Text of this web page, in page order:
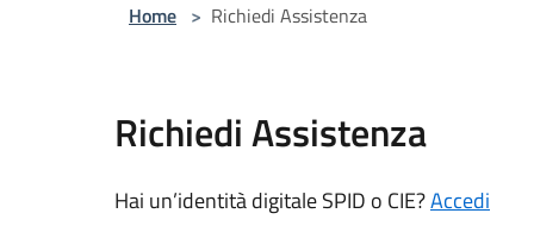
Home > Richiedi Assistenza
Richiedi Assistenza
Hai un’identità digitale SPID o CIE?Accedi